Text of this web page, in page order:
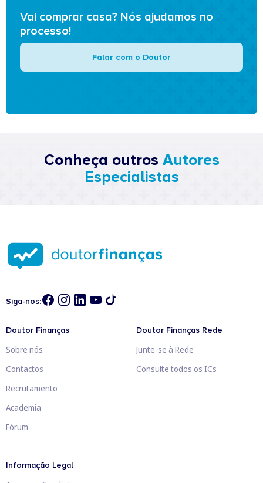
Vai comprar casa? Nós ajudamos no
processo!
Falar com o Doutor
Conheça outros Autores
Especialistas
Siga-nos:
Doutor Finanças
Sobre nós
Contactos
Recrutamento
Academia
Fórum
Doutor Finanças Rede
Junte-se à Rede
Consulte todos os ICs
Informação Legal